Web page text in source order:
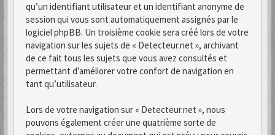
qu’un identifiant utilisateur et un identifiant anonyme de
session qui vous sont automatiquement assignés par le
logiciel phpBB. Un troisième cookie sera créé lors de votre
navigation sur les sujets de « Detecteur.net », archivant
de ce fait tous les sujets que vous avez consultés et
permettant d’améliorer votre confort de navigation en
tant qu’utilisateur.
Lors de votre navigation sur « Detecteur.net », nous
pouvons également créer une quatrième sorte de